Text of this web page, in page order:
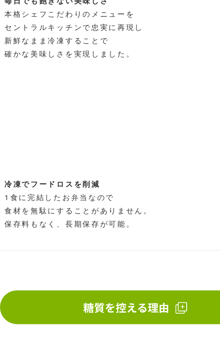
本格シェフこだわりのメニューを
セントラルキッチンで忠実に再現し
新鮮なまま冷凍することで
確かな美味しさを実現しました。
冷凍でフードロスを削減
1食に完結したお弁当なので
食材を無駄にすることがありません。
保存料もなく、長期保存が可能。
忙しい日の時短の食事に。